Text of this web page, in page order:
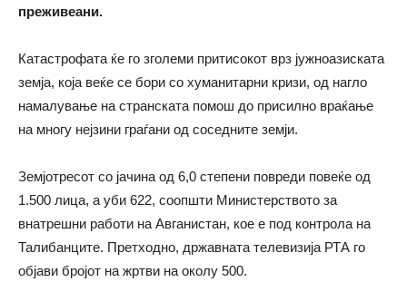
преживеани.
Катастрофата ќе го зголеми притисокот врз јужноазиската
земја, која веќе се бори со хуманитарни кризи, од нагло
намалување на странската помош до присилно враќање
на многу нејзини граѓани од соседните земји.
Земјотресот со јачина од 6,0 степени повреди повеќе од
1.500 лица, а уби 622, соопшти Министерството за
внатрешни работи на Авганистан, кое е под контрола на
Талибанците. Претходно, државната телевизија РТА го
објави бројот на жртви на околу 500.